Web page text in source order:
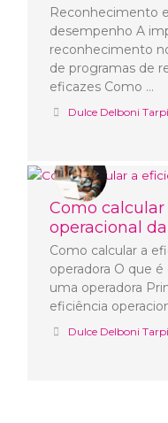
Reconhecimento
desempenho A
reconhecimento
de programas de
eficazes Como …
Dulce Delboni
Como
operacional
Como calcular a
operadora O que
uma operadora
eficiência
Dulce Delboni